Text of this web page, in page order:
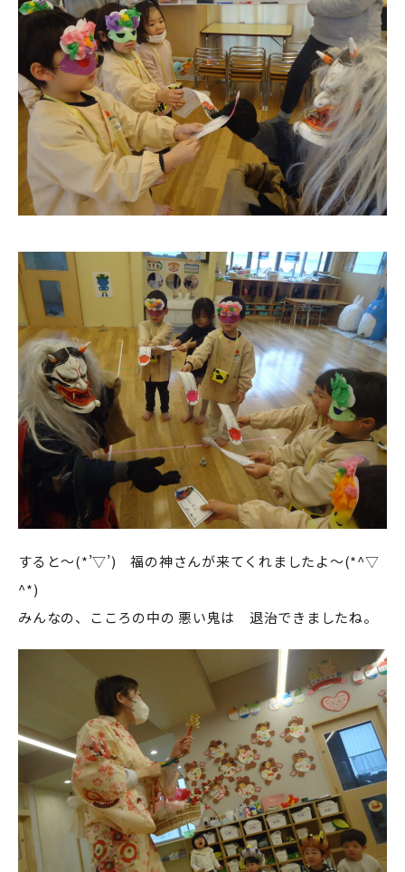
すると～(*’▽’) 福の神さんが来てくれましたよ～(*^▽
^*)
みんなの、こころの中の 悪い鬼は 退治できましたね。